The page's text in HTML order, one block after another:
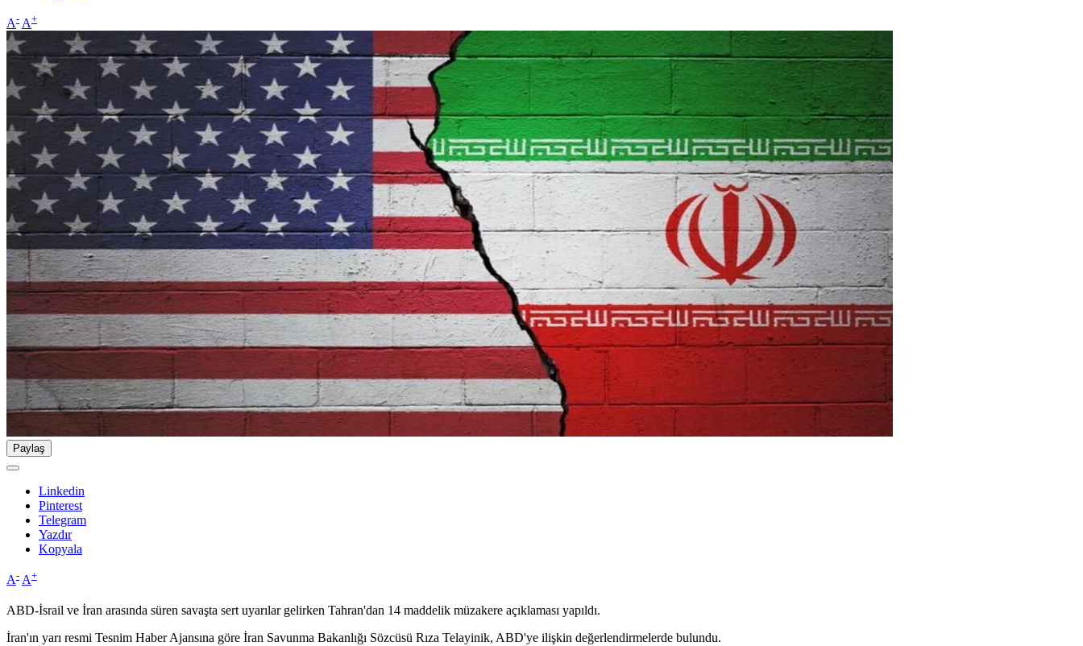
A- A+
Paylaş
Linkedin
Pinterest
Telegram
Yazdır
Kopyala
A- A+
ABD-İsrail ve İran arasında süren savaşta sert uyarılar gelirken Tahran'dan 14 maddelik müzakere açıklaması yapıldı.
İran'ın yarı resmi Tesnim Haber Ajansına göre İran Savunma Bakanlığı Sözcüsü Rıza Telayinik, ABD'ye ilişkin değerlendirmelerde bulundu.